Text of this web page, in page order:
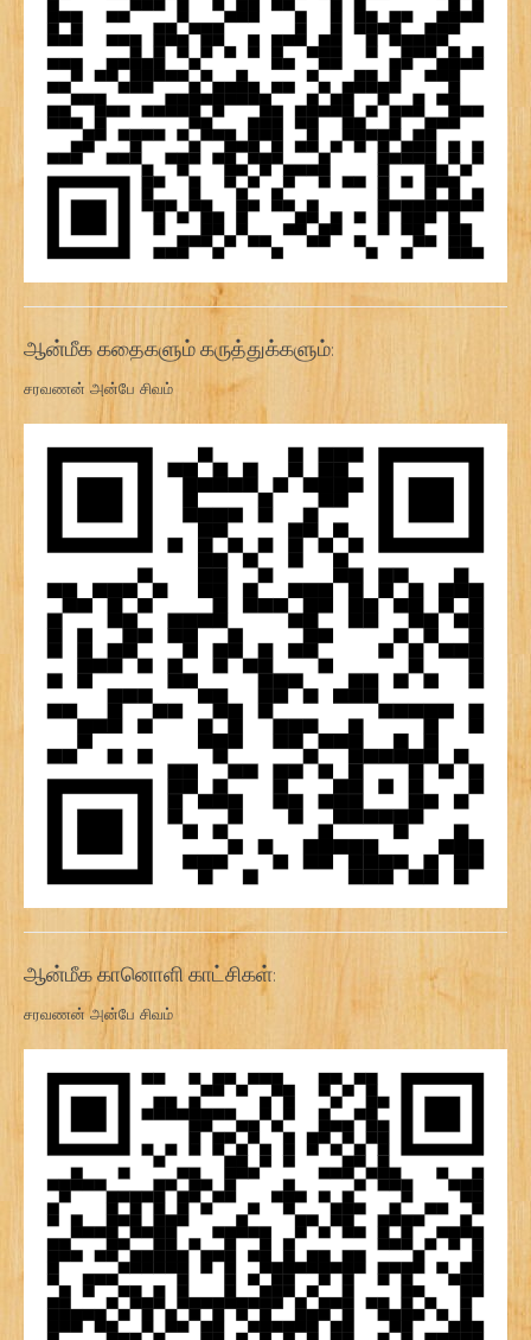
ஆன்மீக கதைகளும் கருத்துக்களும்:
சரவணன் அன்பே சிவம்
ஆன்மீக கானொளி காட்சிகள்:
சரவணன் அன்பே சிவம்